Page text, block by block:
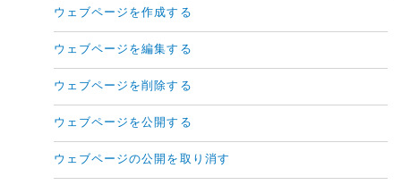
ウェブページを作成する
ウェブページを編集する
ウェブページを削除する
ウェブページを公開する
ウェブページの公開を取り消す